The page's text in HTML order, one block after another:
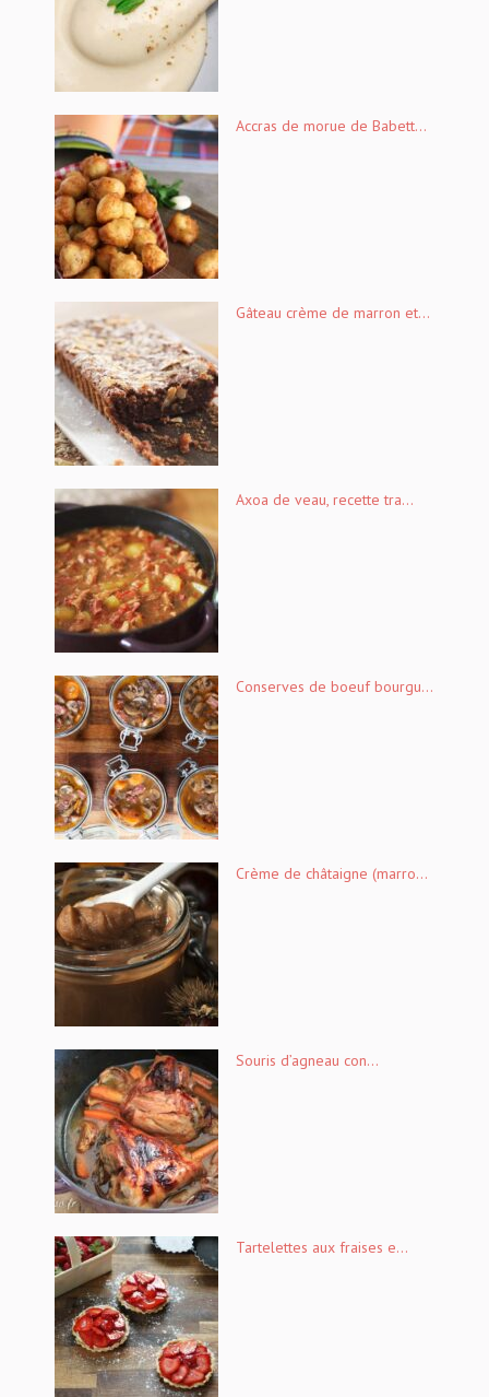
Accras de morue de Babett...
Gâteau crème de marron et...
Axoa de veau, recette tra...
Conserves de boeuf bourgu...
Crème de châtaigne (marro...
Souris d’agneau con...
Tartelettes aux fraises e...